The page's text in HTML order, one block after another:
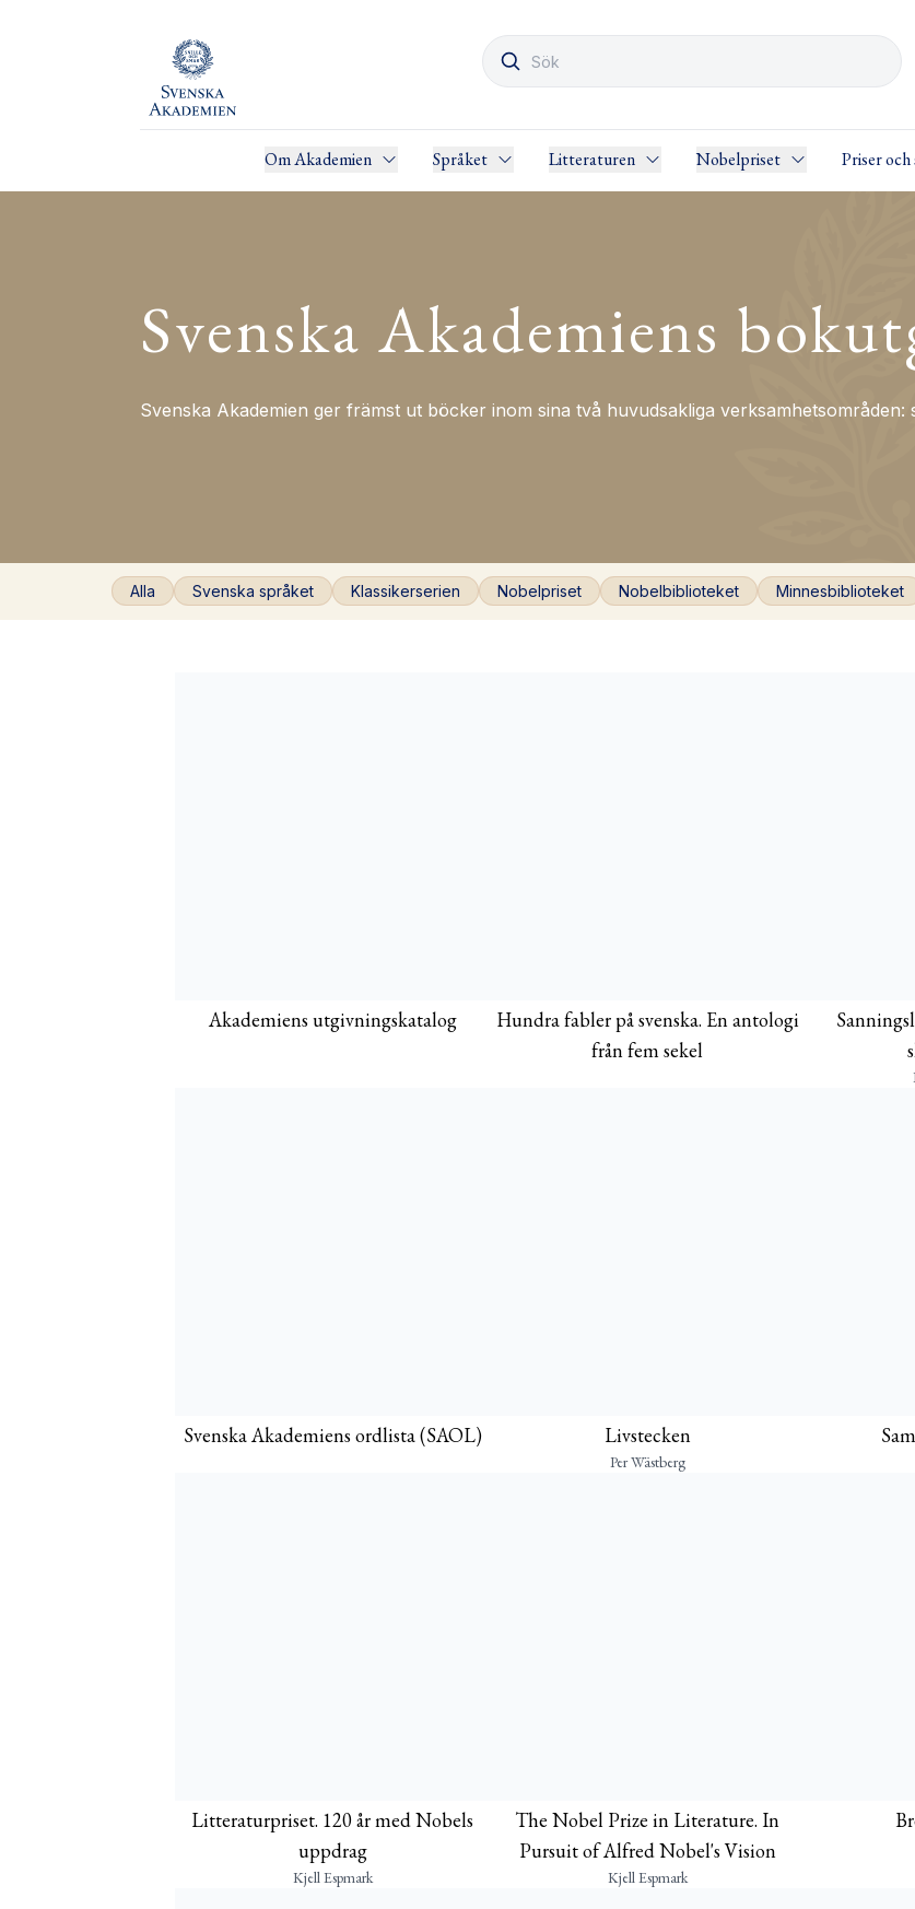
Om Akademien Språket Litteraturen Nobelpriset Priser
Svenska Akademiens
Svenska Akademien ger främst ut böcker inom sina två huvudsakliga verksamhetsområden:
Alla Svenska språket Klassikerserien Nobelpriset Nobelbiblioteket Minnesbiblioteket
Akademiens utgivningskatalog
Hundra fabler på svenska. En antologi
från fem sekel
Svenska Akademiens ordlista (SAOL) Livstecken
Per Wästberg
Litteraturpriset. 120 år med Nobels
uppdrag
Kjell Espmark
The Nobel Prize in Literature. In
Pursuit of Alfred Nobel's Vision
Kjell Espmark